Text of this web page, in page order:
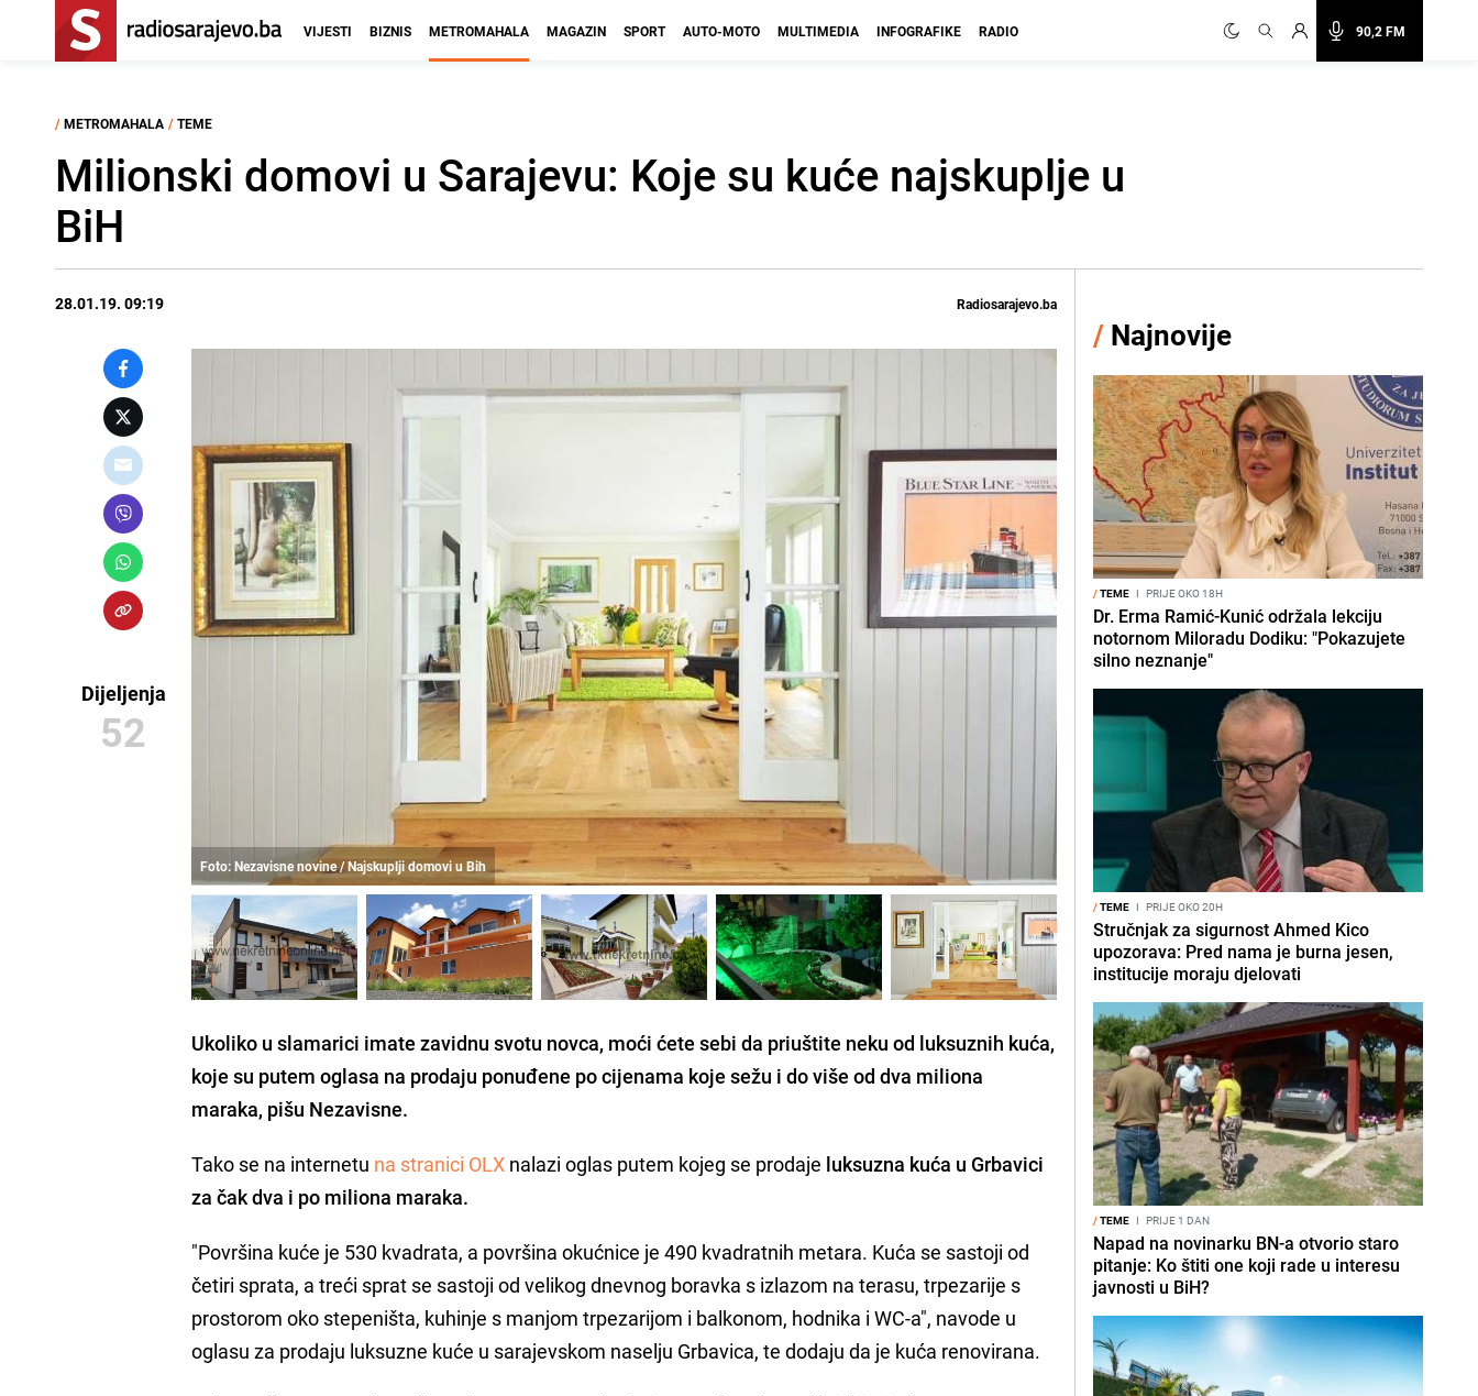
90,2 FM
VIJESTI BIZNIS METROMAHALA MAGAZIN SPORT AUTO-MOTO MULTIMEDIA INFOGRAFIKE RADIO
/ METROMAHALA / TEME
Milionski domovi u Sarajevu: Koje su kuće najskuplje u
BiH
28.01.19. 09:19 Radiosarajevo.ba
Dijeljenja
52
Foto: Nezavisne novine / Najskuplji domovi u Bih
Ukoliko u slamarici imate zavidnu svotu novca, moći ćete sebi da priuštite neku od luksuznih kuća,
koje su putem oglasa na prodaju ponuđene po cijenama koje sežu i do više od dva miliona
maraka, pišu Nezavisne.
Tako se na internetu na stranici OLX nalazi oglas putem kojeg se prodaje luksuzna kuća u Grbavici
za čak dva i po miliona maraka.
"Površina kuće je 530 kvadrata, a površina okućnice je 490 kvadratnih metara. Kuća se sastoji od
četiri sprata, a treći sprat se sastoji od velikog dnevnog boravka s izlazom na terasu, trpezarije s
prostorom oko stepeništa, kuhinje s manjom trpezarijom i balkonom, hodnika i WC-a", navode u
oglasu za prodaju luksuzne kuće u sarajevskom naselju Grbavica, te dodaju da je kuća renovirana.
/ Najnovije
/TEME I PRIJE OKO 18H
Dr. Erma Ramić-Kunić održala lekciju
notornom Miloradu Dodiku: "Pokazujete
silno neznanje"
/TEME I PRIJE OKO 20H
Stručnjak za sigurnost Ahmed Kico
upozorava: Pred nama je burna jesen,
institucije moraju djelovati
/TEME I PRIJE 1 DAN
Napad na novinarku BN-a otvorio staro
pitanje: Ko štiti one koji rade u interesu
javnosti u BiH?